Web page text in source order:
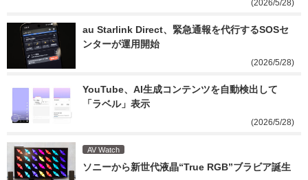
(2026/5/28)
au Starlink Direct、緊急通報を代行するSOSセ
ンターが運用開始
(2026/5/28)
YouTube、AI生成コンテンツを自動検出して
「ラベル」表示
(2026/5/28)
AV Watch
ソニーから新世代液晶“True RGB”ブラビア誕生